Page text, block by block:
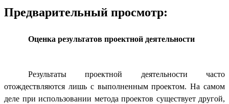
Предварительный просмотр:
Оценка результатов проектной деятельности
Результаты проектной деятельности часто
отождествляются лишь с выполненным проектом. На самом
деле при использовании метода проектов существует другой,